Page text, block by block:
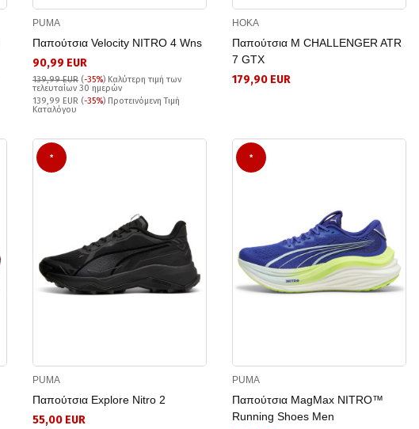
PUMA
Παπούτσια Velocity NITRO 4 Wns
90,99 EUR
139,99 EUR (-35%) Καλύτερη τιμή των
τελευταίων 30 ημερών
139,99 EUR (-35%) Προτεινόμενη Τιμή
Καταλόγου
HOKA
Παπούτσια M CHALLENGER ATR
7 GTX
179,90 EUR
*
PUMA
Παπούτσια Explore Nitro 2
55,00 EUR
*
PUMA
Παπούτσια MagMax NITRO™
Running Shoes Men